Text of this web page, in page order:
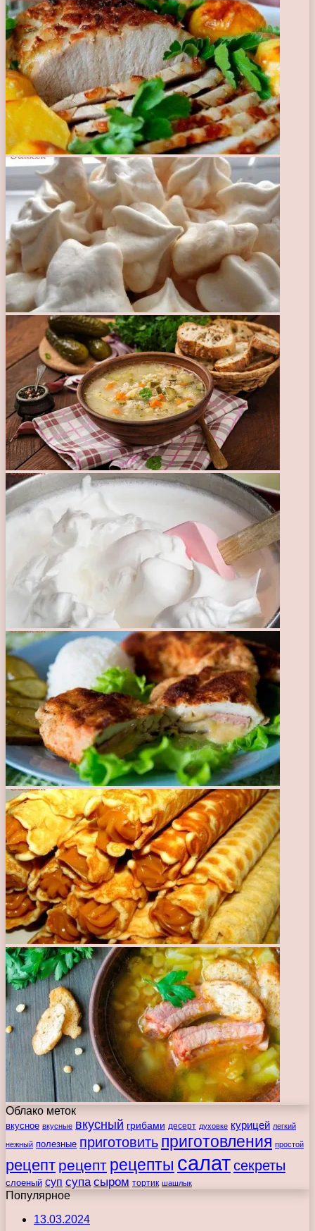
Облако меток
вкусное вкусные вкусный грибами десерт духовке курицей легкий
нежный полезные приготовить приготовления простой
рецепт рецепт рецепты салатсекреты
слоеный суп супа сыром тортик шашлык
Популярное
13.03.2024